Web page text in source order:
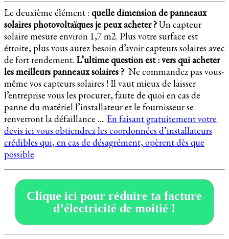
Le deuxième élément : quelle dimension de panneaux
solaires photovoltaïques je peux acheter ?Un capteur
solaire mesure environ 1,7 m2. Plus votre surface est
étroite, plus vous aurez besoin d’avoir capteurs solaires avec
de fort rendement. L’ultime question est : vers qui acheter
les meilleurs panneaux solaires ? Ne commandez pas vous-
même vos capteurs solaires ! Il vaut mieux de laisser
l’entreprise vous les procurer, faute de quoi en cas de
panne du matériel l’installateur et le fournisseur se
renverront la défaillance …. En faisant gratuitement votre
devis ici vous obtiendrez les coordonnées d’installateurs
crédibles qui, en cas de désagrément, opèrent dès que
possible
Clique ici pour réduire ta facture
d’électricité de moitié !